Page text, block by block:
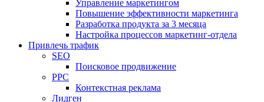
Управление маркетингом
Повышение эффективности маркетинга
Разработка продукта за 3 месяца
Настройка процессов маркетинг-отдела
Привлечь трафик
SEO
Поисковое продвижение
PPC
Контекстная реклама
Лидген